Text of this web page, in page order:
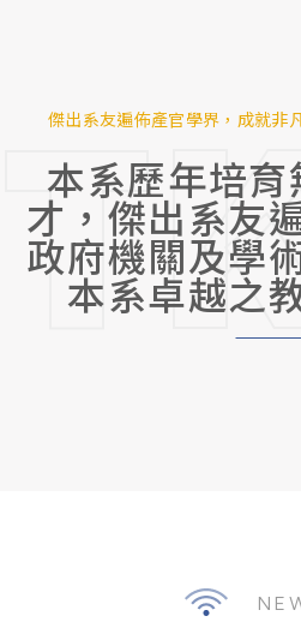
傑出系友遍佈產官學界，成就非
本系歷年培育
才，傑出系友
政府機關及學
本系卓越之